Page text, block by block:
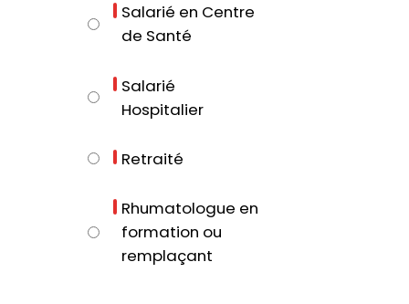
Salarié en Centre
de Santé
Salarié
Hospitalier
Retraité
Rhumatologue en
formation ou
remplaçant